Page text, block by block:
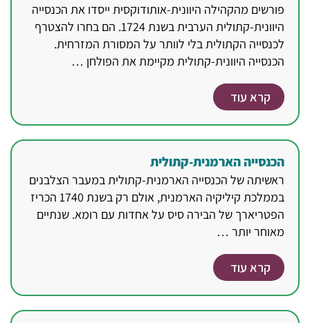
פורשים מהקהילה היוונית-אותודוקסית ייסדו את הכנסייה
היוונית-קתולית הערבית בשנת 1724. הם בחרו להצטרף
לכנסייה הקתולית בלי לוותר על המסורת המזרחית.
הכנסייה היוונית-קתולית מקיימת את הפולחן …
קרא עוד
הכנסייה הארמנית-קתולית
ראשיתה של הכנסייה הארמנית-קתולית במעבר הצלבנים
בממלכת קיליקיה הארמנית, אולם רק בשנת 1740 הכריז
הפטריארך של הבירה סיס על אחדות עם רומא. שנתיים
מאוחר יותר …
קרא עוד